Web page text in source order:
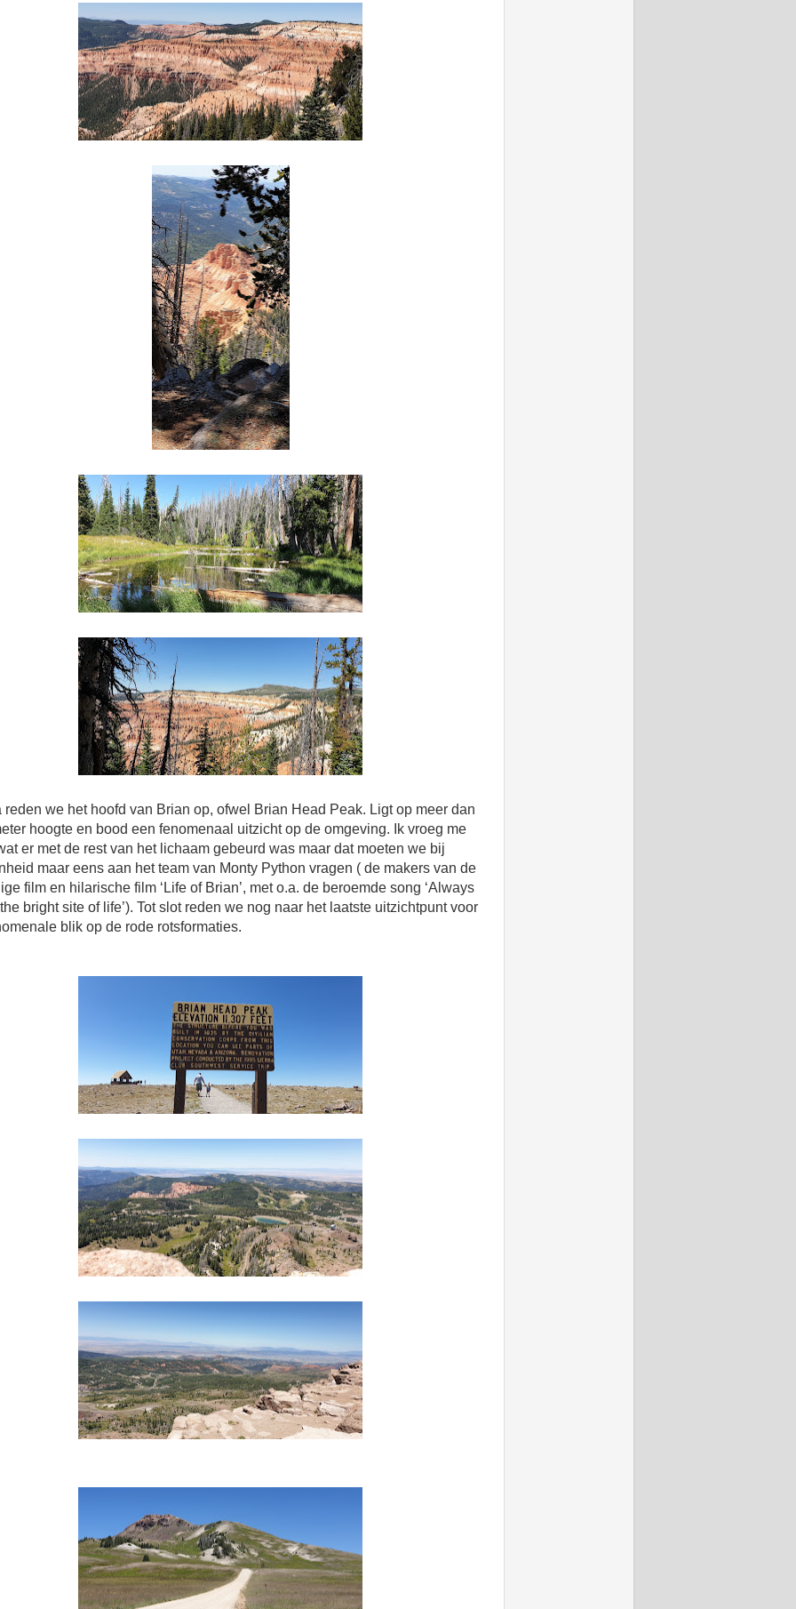
reden we het hoofd van Brian op, ofwel Brian Head Peak. Ligt op meer dan
hoogte en bood een fenomenaal uitzicht op de omgeving. Ik vroeg me
er met de rest van het lichaam gebeurd was maar dat moeten we bij
maar eens aan het team van Monty Python vragen ( de makers van de
film en hilarische film ‘Life of Brian’, met o.a. de beroemde song ‘Always
bright site of life’). Tot slot reden we nog naar het laatste uitzichtpunt voor
blik op de rode rotsformaties.